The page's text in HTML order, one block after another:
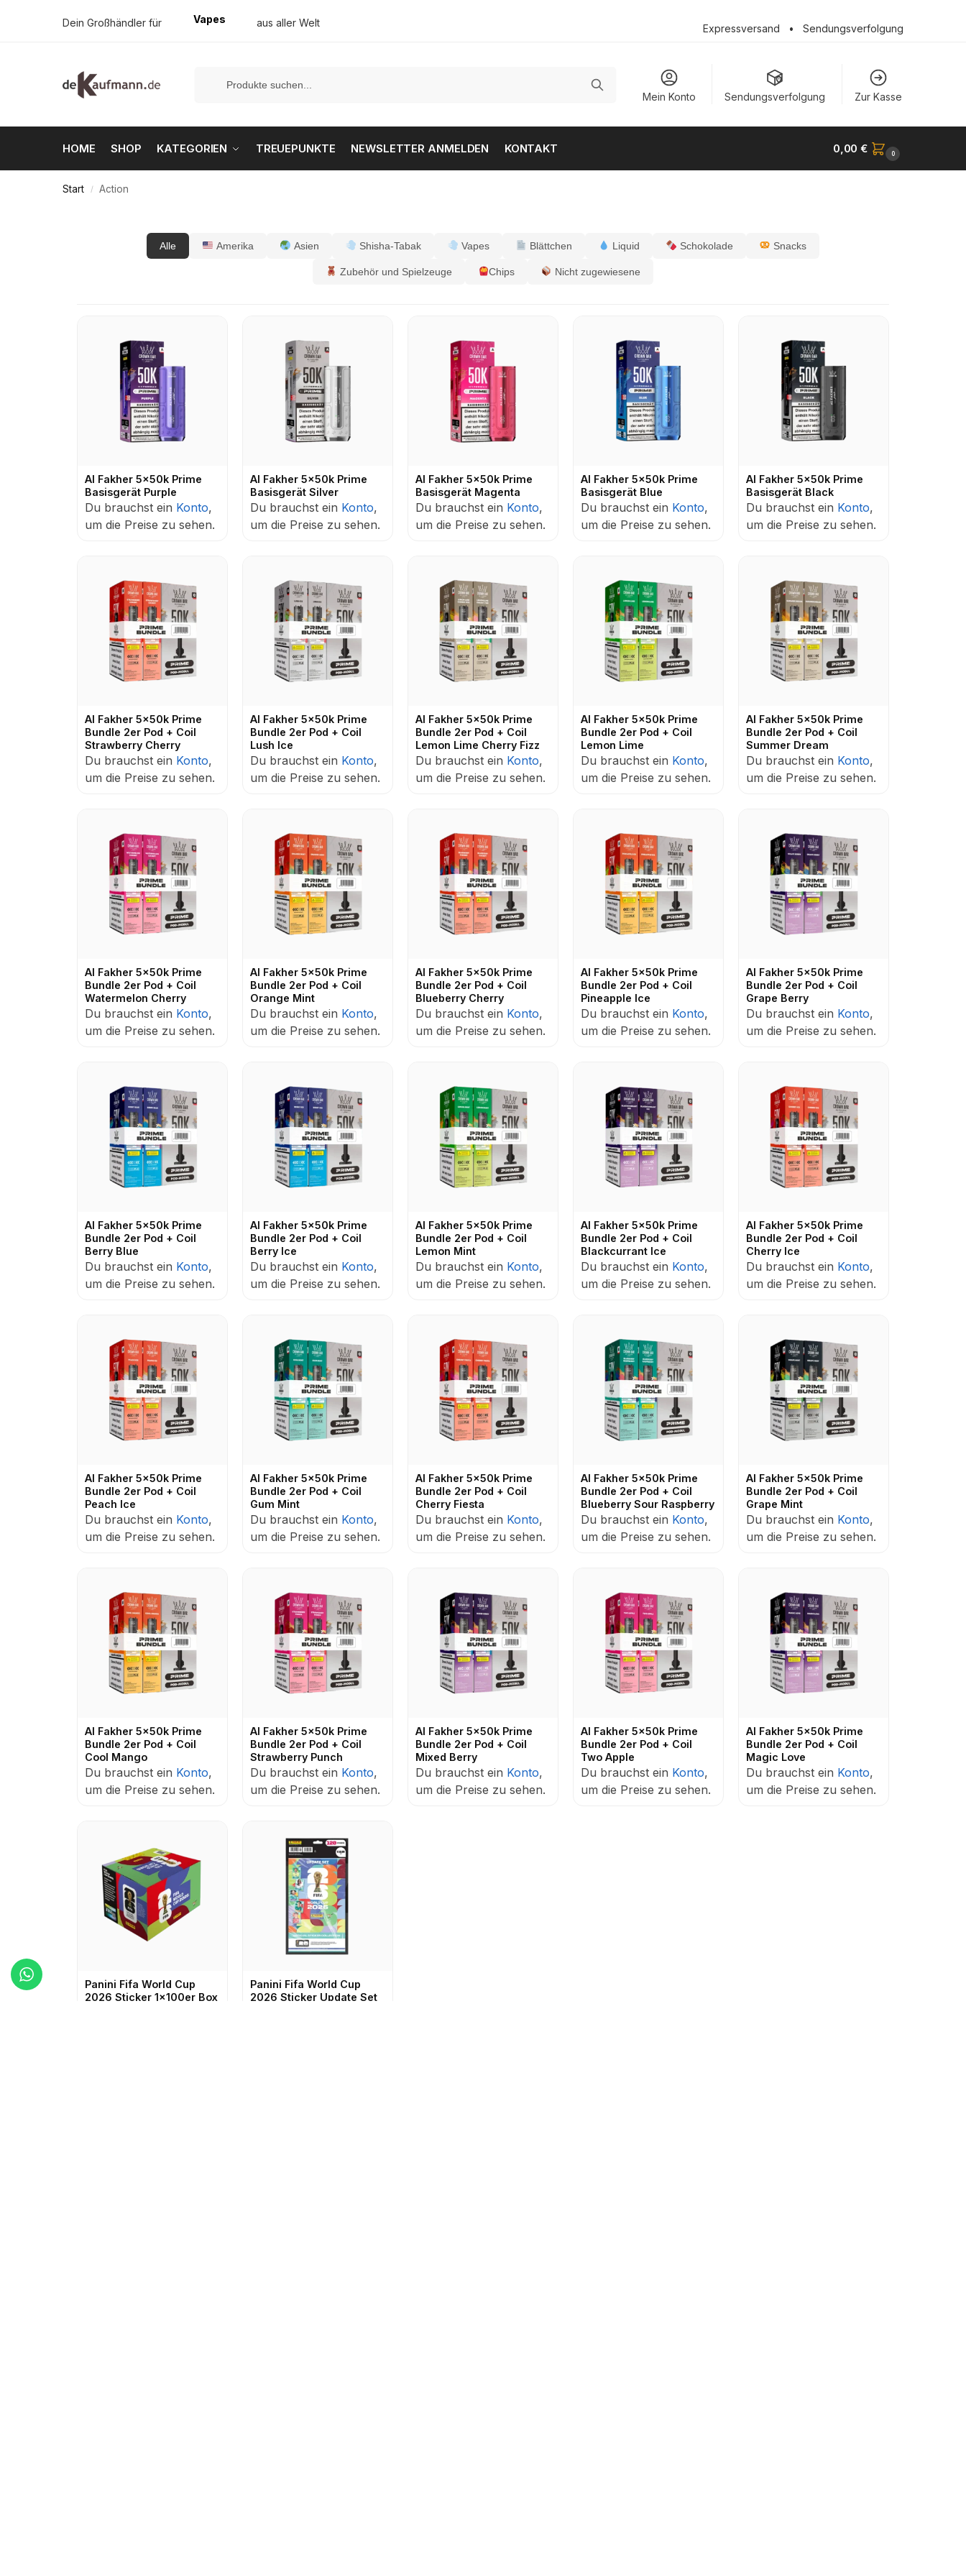
Dein Großhändler für Tabak aus aller Welt Expressversand • Sendungsverfolgung
Mein Konto Sendungsverfolgung Zur Kasse
HOME SHOP KATEGORIEN TREUEPUNKTE NEWSLETTER ANMELDEN KONTAKT 0,00€ 0
Start / Action
Alle Amerika Asien Shisha-Tabak Vapes Blättchen Liquid Schokolade Snacks
Zubehör und Spielzeuge Chips Nicht zugewiesene
Al Fakher 5x50k Prime
Basisgerät Purple
Du brauchst ein Konto,
um die Preise zu sehen.
Al Fakher 5x50k Prime
Basisgerät Silver
Du brauchst ein Konto,
um die Preise zu sehen.
Al Fakher 5x50k Prime
Basisgerät Magenta
Du brauchst ein Konto,
um die Preise zu sehen.
Al Fakher 5x50k Prime
Basisgerät Blue
Du brauchst ein Konto,
um die Preise zu sehen.
Al Fakher 5x50k Prime
Basisgerät Black
Du brauchst ein Konto,
um die Preise zu sehen.
Al Fakher 5x50k Prime
Bundle 2er Pod + Coil
Strawberry Cherry
Du brauchst ein Konto,
um die Preise zu sehen.
Al Fakher 5x50k Prime
Bundle 2er Pod + Coil
Lush Ice
Du brauchst ein Konto,
um die Preise zu sehen.
Al Fakher 5x50k Prime
Bundle 2er Pod + Coil
Lemon Lime Cherry Fizz
Du brauchst ein Konto,
um die Preise zu sehen.
Al Fakher 5x50k Prime
Bundle 2er Pod + Coil
Lemon Lime
Du brauchst ein Konto,
um die Preise zu sehen.
Al Fakher 5x50k Prime
Bundle 2er Pod + Coil
Summer Dream
Du brauchst ein Konto,
um die Preise zu sehen.
Al Fakher 5x50k Prime
Bundle 2er Pod + Coil
Watermelon Cherry
Du brauchst ein Konto,
um die Preise zu sehen.
Al Fakher 5x50k Prime
Bundle 2er Pod + Coil
Orange Mint
Du brauchst ein Konto,
um die Preise zu sehen.
Al Fakher 5x50k Prime
Bundle 2er Pod + Coil
Blueberry Cherry
Du brauchst ein Konto,
um die Preise zu sehen.
Al Fakher 5x50k Prime
Bundle 2er Pod + Coil
Pineapple Ice
Du brauchst ein Konto,
um die Preise zu sehen.
Al Fakher 5x50k Prime
Bundle 2er Pod + Coil
Grape Berry
Du brauchst ein Konto,
um die Preise zu sehen.
Al Fakher 5x50k Prime
Bundle 2er Pod + Coil
Berry Blue
Du brauchst ein Konto,
um die Preise zu sehen.
Al Fakher 5x50k Prime
Bundle 2er Pod + Coil
Berry Ice
Du brauchst ein Konto,
um die Preise zu sehen.
Al Fakher 5x50k Prime
Bundle 2er Pod + Coil
Lemon Mint
Du brauchst ein Konto,
um die Preise zu sehen.
Al Fakher 5x50k Prime
Bundle 2er Pod + Coil
Blackcurrant Ice
Du brauchst ein Konto,
um die Preise zu sehen.
Al Fakher 5x50k Prime
Bundle 2er Pod + Coil
Cherry Ice
Du brauchst ein Konto,
um die Preise zu sehen.
Al Fakher 5x50k Prime
Bundle 2er Pod + Coil
Peach Ice
Du brauchst ein Konto,
um die Preise zu sehen.
Al Fakher 5x50k Prime
Bundle 2er Pod + Coil
Gum Mint
Du brauchst ein Konto,
um die Preise zu sehen.
Al Fakher 5x50k Prime
Bundle 2er Pod + Coil
Cherry Fiesta
Du brauchst ein Konto,
um die Preise zu sehen.
Al Fakher 5x50k Prime
Bundle 2er Pod + Coil
Blueberry Sour Raspberry
Du brauchst ein Konto,
um die Preise zu sehen.
Al Fakher 5x50k Prime
Bundle 2er Pod + Coil
Grape Mint
Du brauchst ein Konto,
um die Preise zu sehen.
Al Fakher 5x50k Prime
Bundle 2er Pod + Coil
Cool Mango
Du brauchst ein Konto,
um die Preise zu sehen.
Al Fakher 5x50k Prime
Bundle 2er Pod + Coil
Strawberry Punch
Du brauchst ein Konto,
um die Preise zu sehen.
Al Fakher 5x50k Prime
Bundle 2er Pod + Coil
Mixed Berry
Du brauchst ein Konto,
um die Preise zu sehen.
Al Fakher 5x50k Prime
Bundle 2er Pod + Coil
Two Apple
Du brauchst ein Konto,
um die Preise zu sehen.
Al Fakher 5x50k Prime
Bundle 2er Pod + Coil
Magic Love
Du brauchst ein Konto,
um die Preise zu sehen.
Panini Fifa World Cup
2026 Sticker 1x100er Box
Panini Fifa World Cup
2026 Sticker Update Set